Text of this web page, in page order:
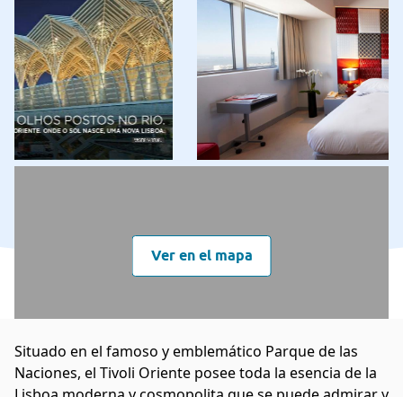
Ver en el mapa
Situado en el famoso y emblemático Parque de las
Naciones, el Tivoli Oriente posee toda la esencia de la